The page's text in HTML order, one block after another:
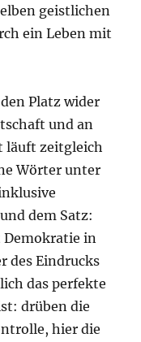
geistlichen
ein Leben mit
Platz wider
und an
läuft zeitgleich
Wörter unter
dem Satz:
Demokratie in
des Eindrucks
das perfekte
drüben die
hier die